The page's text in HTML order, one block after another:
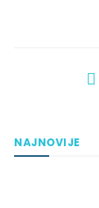
NAJNOVIJE